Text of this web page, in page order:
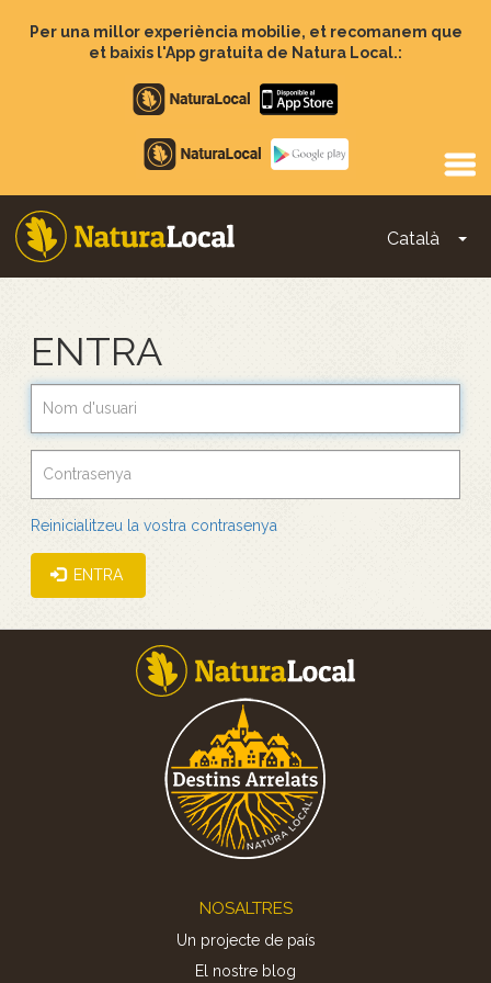
Per una millor experiència mobilie, et recomanem que
et baixis l'App gratuita de Natura Local.:
Apple
store
Google
Play
Català
Main
ENTRA
Reinicialitzeu la vostra contrasenya
ENTRA
NOSALTRES
Un projecte de país
El nostre blog